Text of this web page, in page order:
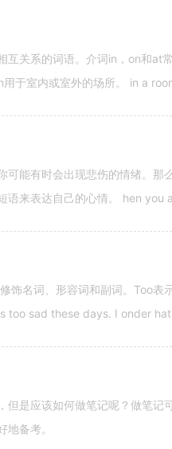
互关系的词语。介词in，on和at
于室内或室外的场所。 in a
可能有时会出现悲伤的情绪。
语来表达自己的心情。 hen you
饰名词、形容词和副词。Too表
too sad these days. I onder
但是应该如何做笔记呢？做笔
备考。